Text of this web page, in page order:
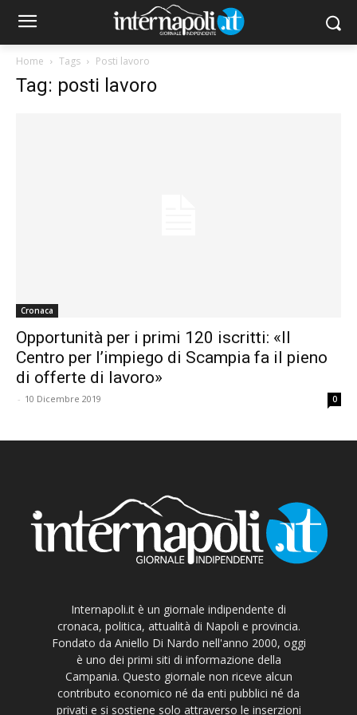
Home Tags Posti lavoro
Tag: posti lavoro
Cronaca
Opportunità per i primi 120 iscritti: «Il
Centro per l’impiego di Scampia fa il pieno
di offerte di lavoro»
- 10 Dicembre 2019 0
Internapoli.it è un giornale indipendente di
cronaca, politica, attualità di Napoli e provincia.
Fondato da Aniello Di Nardo nell'anno 2000, oggi
è uno dei primi siti di informazione della
Campania. Questo giornale non riceve alcun
contributo economico né da enti pubblici né da
privati e si sostiene solo attraverso le inserzioni